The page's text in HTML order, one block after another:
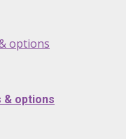
options
& options